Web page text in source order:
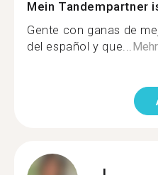
Mein Tandempartner
Gente con ganas de
del español y que...